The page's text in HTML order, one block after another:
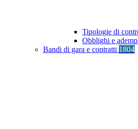
Tipologie di
Obblighi e
Bandi di gara e contratti 1804